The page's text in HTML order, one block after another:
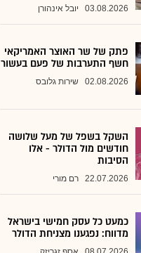
03.08.2026 יובל אינהורן
פתק של שר האוצר האמריקאי
חשף התערבות של פעם בעשור
02.08.2026 שירות גלובס
השקל בשפל של מעל שלושה
חודשים מול הדולר - אלו
הסיבות
22.07.2026 רם מורי
כמעט כל עסק חמישי בישראל
מדווח: נפגענו מצניחת הדולר